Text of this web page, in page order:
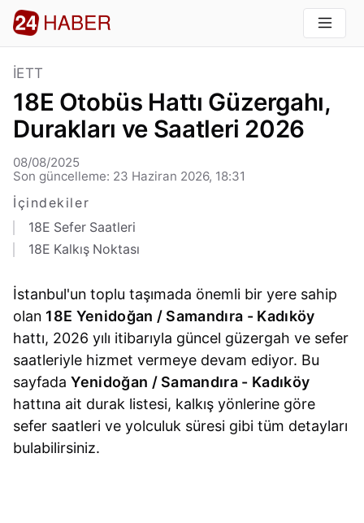
İETT
18E Otobüs Hattı Güzergahı,
Durakları ve Saatleri 2026
08/08/2025
Son güncelleme: 23 Haziran 2026, 18:31
İçindekiler
18E Sefer Saatleri
18E Kalkış Noktası
İstanbul'un toplu taşımada önemli bir yere sahip
olan 18E Yenidoğan / Samandıra - Kadıköy
hattı, 2026 yılı itibarıyla güncel güzergah ve sefer
saatleriyle hizmet vermeye devam ediyor. Bu
sayfadaYenidoğan / Samandıra - Kadıköy
hattına ait durak listesi, kalkış yönlerine göre
sefer saatleri ve yolculuk süresi gibi tüm detayları
bulabilirsiniz.